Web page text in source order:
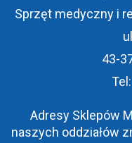
Sprzęt medyczny i
43-
Adresy Sklepów
naszych oddziałów